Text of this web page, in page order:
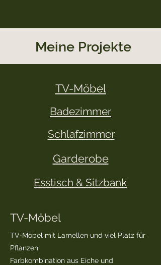
Meine Projekte
TV-Möbel
Badezimmer
Schlafzimmer
Garderobe
Esstisch & Sitzbank
TV-Möbel
TV-Möbel mit Lamellen und viel Platz für
Pflanzen.
Farbkombination aus Eiche und